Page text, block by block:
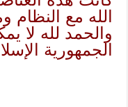
الله مع النظام
والحمد لله لا
الجمهورية